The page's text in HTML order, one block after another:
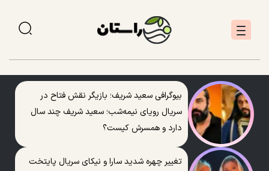
بیوگرافی سعید شریف؛ بازیگر نقش فتاح در
سریال رویای نیمه‌شب؛ سعید شریف چند سال
دارد و همسرش کیست؟
تغییر چهره شدید سارا و نیکای سریال پایتخت